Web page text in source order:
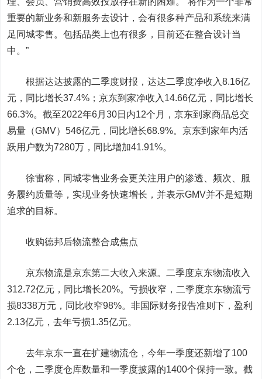
重要的新业务和新服务去设计，会有很多种产品和系统来满
足同城零售。包括品类上也有很多，目前还在整合设计当
中。”
根据达达披露的二季度财报，达达二季度净收入8.16亿
元，同比增长37.4%；京东到家净收入14.66亿元，同比增长
66.3%。截至2022年6月30日内12个月，京东到家商品总交
易量（GMV）546亿元，同比增长68.9%。京东到家年内活
跃用户数为7280万，同比增加41.91%。
徐雷称，同城零售业务会更关注用户的渗透、频次、服
务履约质量等，实现业务快速增长，并表示GMV并不是短期
追求的目标。
收购德邦后物流整合成焦点
京东物流是京东第二大收入来源。二季度京东物流收入
312.72亿元，同比增长20%。亏损收窄，二季度京东物流亏
损8338万元，同比收窄98%。非国际财务报告准则下，盈利
2.13亿元，去年亏损1.35亿元。
去年京东一直在扩建物流仓，今年一季度还新增了100
个仓，二季度仓库数量和一季度披露的1400个保持一致。截